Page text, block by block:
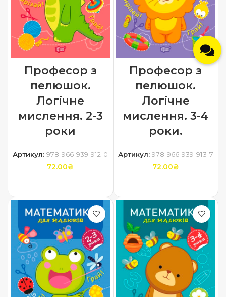
Професор з
пелюшок.
Логічне
мислення. 2-3
роки
Артикул:978-966-939-912-0
72.00₴
Професор з
пелюшок.
Логічне
мислення. 3-4
роки.
Артикул: 978-966-939-913-7
72.00₴